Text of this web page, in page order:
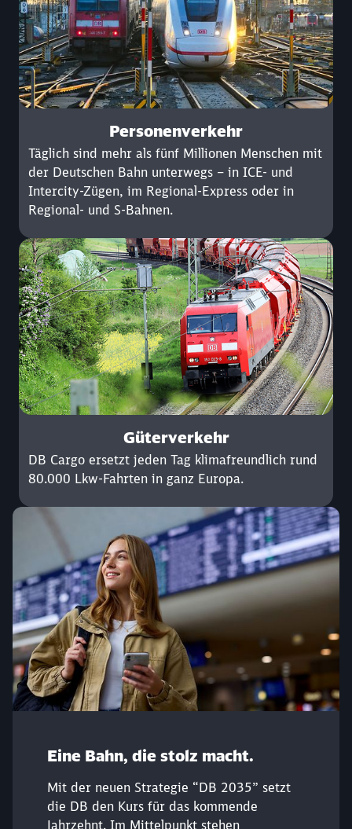
Personenverkehr
Täglich sind mehr als fünf Millionen Menschen mit
der Deutschen Bahn unterwegs – in ICE- und
Intercity-Zügen, im Regional-Express oder in
Regional- und S-Bahnen.
Güterverkehr
DB Cargo ersetzt jeden Tag klimafreundlich rund
80.000 Lkw-Fahrten in ganz Europa.
Eine Bahn, die stolz macht.
Mit der neuen Strategie “DB 2035” setzt
die DB den Kurs für das kommende
Jahrzehnt. Im Mittelpunkt stehen